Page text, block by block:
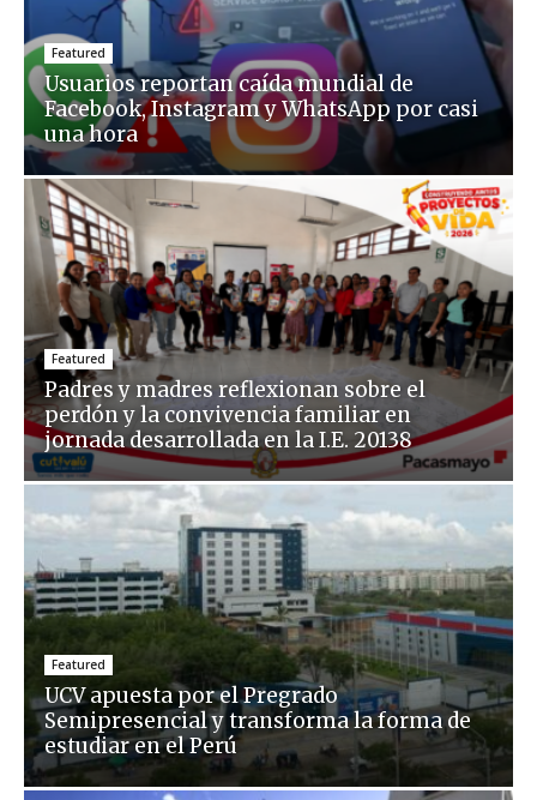
Featured
Usuarios reportan caída mundial de
Facebook, Instagram y WhatsApp por casi
una hora
Featured
Padres y madres reflexionan sobre el
perdón y la convivencia familiar en
jornada desarrollada en la I.E. 20138
Featured
UCV apuesta por el Pregrado
Semipresencial y transforma la forma de
estudiar en el Perú